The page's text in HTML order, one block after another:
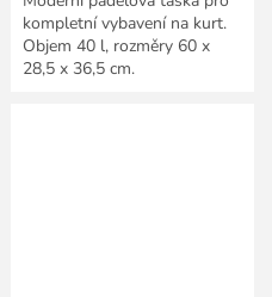
kompletní vybavení na kurt.
Objem 40 l, rozměry 60 x
28,5 x 36,5 cm.